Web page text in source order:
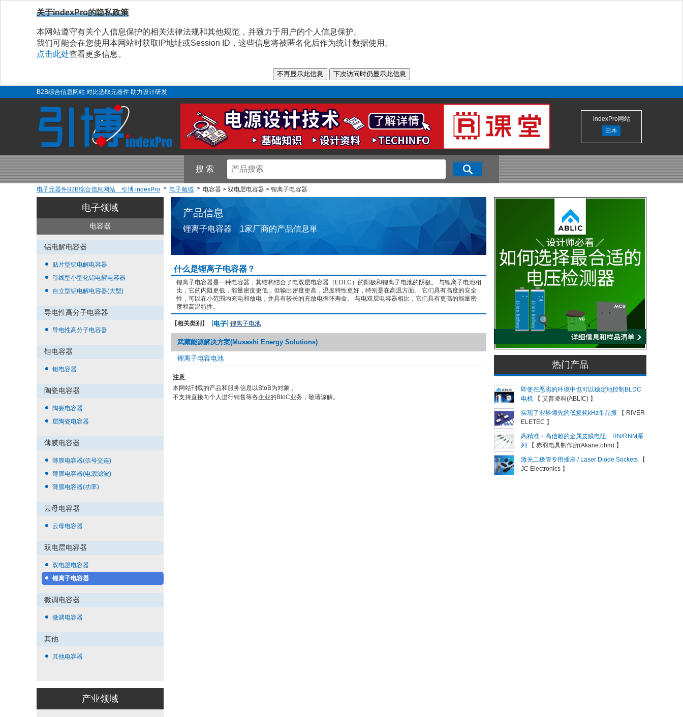
关于indexPro的隐私政策
本网站遵守有关个人信息保护的相关法律法规和其他规范，并致力于用户的个人信息保护。
我们可能会在您使用本网站时获取IP地址或Session ID，这些信息将被匿名化后作为统计数据使用。
点击此处查看更多信息。
B2B综合信息网站 对比选取元器件 助力设计研发
indexPro网站
日本
搜 索
电子元器件B2B综合信息网站 引博 indexPro 电子领域 电容器 > 双电层电容器 > 锂离子电容器
电子领域
电容器
铝电解电容器
贴片型铝电解电容器
引线型小型化铝电解电容器
自立型铝电解电容器(大型)
导电性高分子电容器
导电性高分子电容器
钽电容器
钽电容器
陶瓷电容器
陶瓷电容器
层陶瓷电容器
薄膜电容器
薄膜电容器(信号交连)
薄膜电容器(电源滤波)
薄膜电容器(功率)
云母电容器
云母电容器
双电层电容器
双电层电容器
锂离子电容器
微调电容器
微调电容器
其他
其他电容器
产业领域
产品信息
锂离子电容器 1家厂商的产品信息単
什么是锂离子电容器？
锂离子电容器是一种电容器，其结构结合了电双层电容器（EDLC）的阳极和锂离子电池的阴极。 与锂离子电池相
比，它的内阻更低，能量密度更低，但输出密度更高，温度特性更好，特别是在高温方面。 它们具有高度的安全
性，可以在小范围内充电和放电，并具有较长的充放电循环寿命。 与电双层电容器相比，它们具有更高的能量密
度和高温特性。
【相关类别】 锂离子电池
武藏能源解决方案(Musashi Energy Solutions)
锂离子电容电池
注意
本网站刊载的产品和服务信息以BtoB为对象，
不支持直接向个人进行销售等各企业的BtoC业务，敬请谅解。
热门产品
即使在恶劣的环境中也可以稳定地控制BLDC
电机
【 艾普凌科(ABLIC) 】
实现了业界领先的低损耗kHz带晶振
【 RIVER
ELETEC 】
高精准・高信赖的金属皮膜电阻 RN/RNM系
列
【 赤羽电具制作所(Akane:ohm) 】
激光二极管专用插座 / Laser Diode Sockets
【
JC Electronics 】